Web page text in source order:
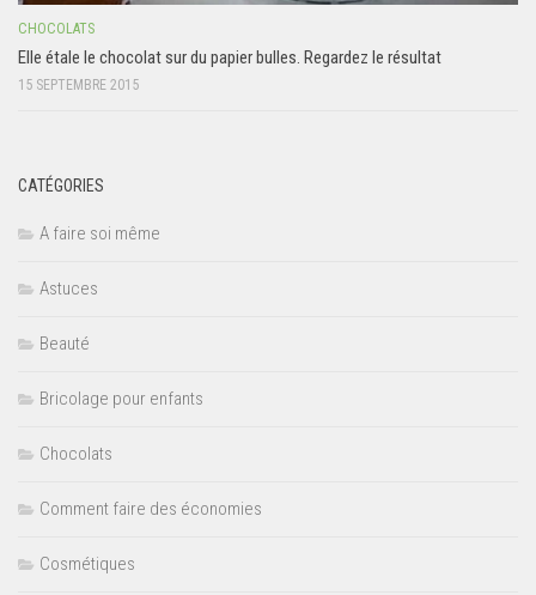
CHOCOLATS
Elle étale le chocolat sur du papier bulles. Regardez le résultat
15 SEPTEMBRE 2015
CATÉGORIES
A faire soi même
Astuces
Beauté
Bricolage pour enfants
Chocolats
Comment faire des économies
Cosmétiques